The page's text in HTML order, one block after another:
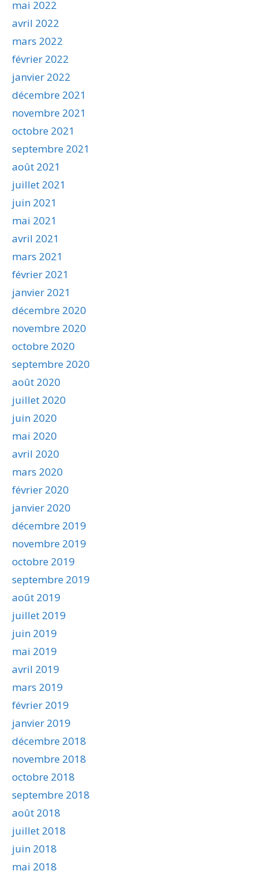
mai 2022
avril 2022
mars 2022
février 2022
janvier 2022
décembre 2021
novembre 2021
octobre 2021
septembre 2021
août 2021
juillet 2021
juin 2021
mai 2021
avril 2021
mars 2021
février 2021
janvier 2021
décembre 2020
novembre 2020
octobre 2020
septembre 2020
août 2020
juillet 2020
juin 2020
mai 2020
avril 2020
mars 2020
février 2020
janvier 2020
décembre 2019
novembre 2019
octobre 2019
septembre 2019
août 2019
juillet 2019
juin 2019
mai 2019
avril 2019
mars 2019
février 2019
janvier 2019
décembre 2018
novembre 2018
octobre 2018
septembre 2018
août 2018
juillet 2018
juin 2018
mai 2018